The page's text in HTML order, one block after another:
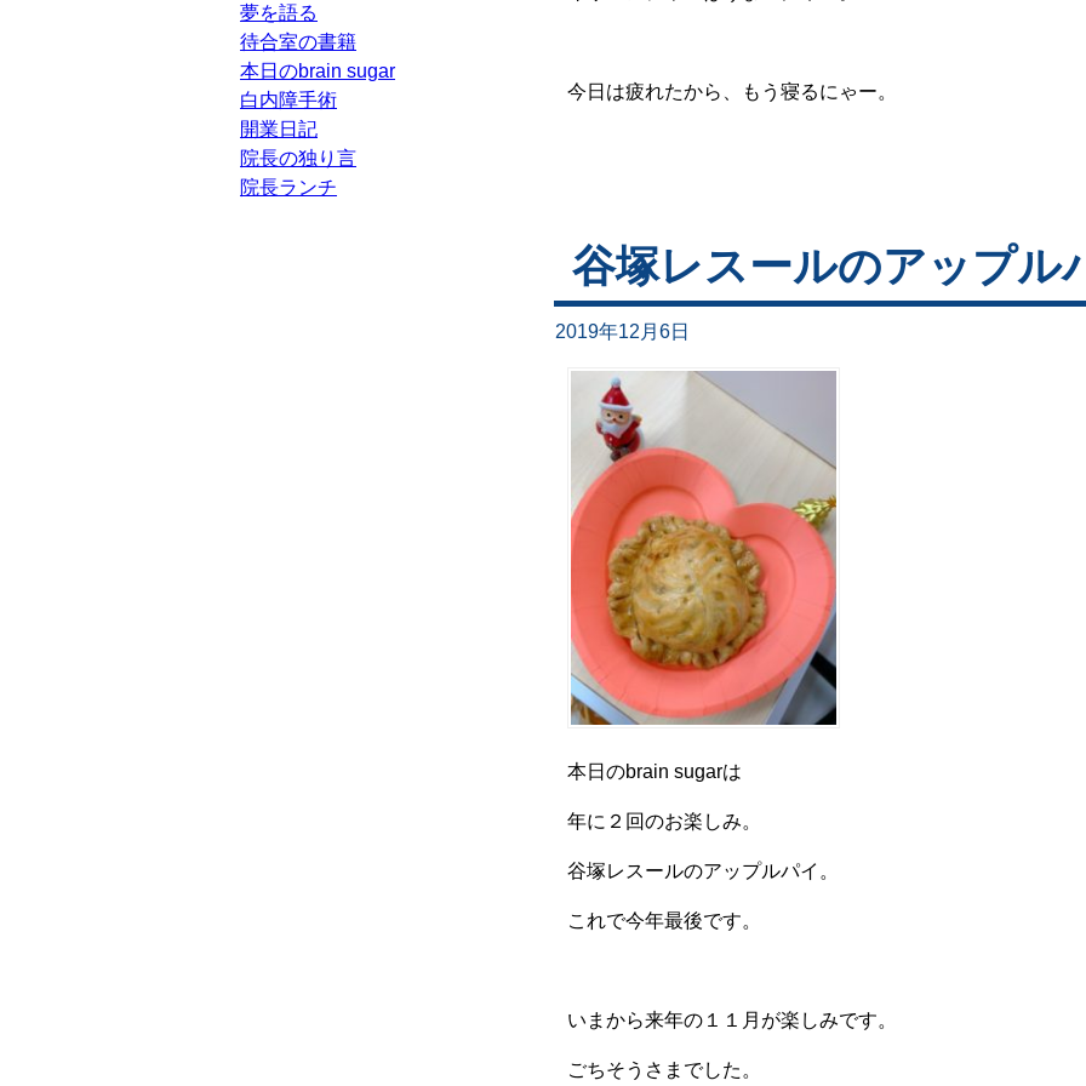
今日は疲れたから、もう寝るにゃー。
谷塚レスールのアップル
2019年12月6日
本日のbrain sugarは
年に２回のお楽しみ。
谷塚レスールのアップルパイ。
これで今年最後です。
いまから来年の１１月が楽しみです。
ごちそうさまでした。
夢を語る
待合室の書籍
本日のbrain sugar
白内障手術
開業日記
院長の独り言
院長ランチ